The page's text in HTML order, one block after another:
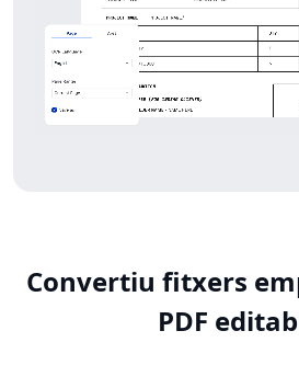
Convertiu fitxers
PDF